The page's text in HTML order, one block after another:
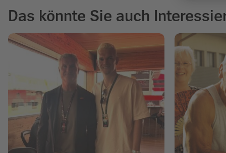
Das könnte Sie auch